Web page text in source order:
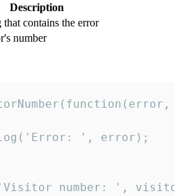
Description
that contains the error
number
', error);
number: ',